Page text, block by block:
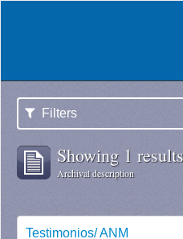
Filters
Showing 1 results
Archival description
Testimonios/ ANM